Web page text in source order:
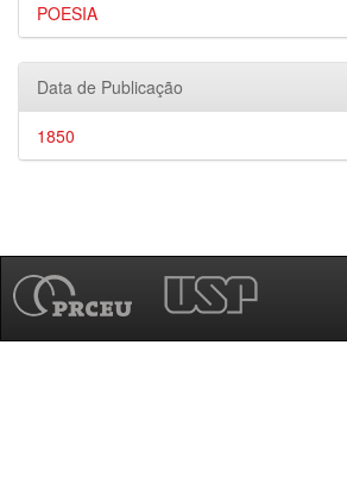
POESIA
Data de Publicação
1850